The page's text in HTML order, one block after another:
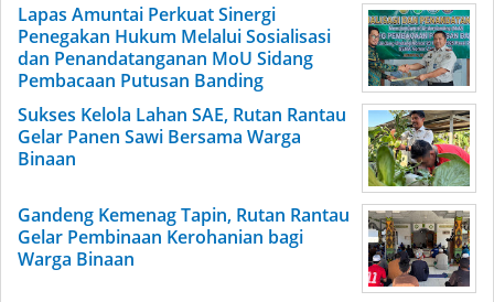
Lapas Amuntai Perkuat Sinergi
Penegakan Hukum Melalui Sosialisasi
dan Penandatanganan MoU Sidang
Pembacaan Putusan Banding
Sukses Kelola Lahan SAE, Rutan Rantau
Gelar Panen Sawi Bersama Warga
Binaan
Gandeng Kemenag Tapin, Rutan Rantau
Gelar Pembinaan Kerohanian bagi
Warga Binaan